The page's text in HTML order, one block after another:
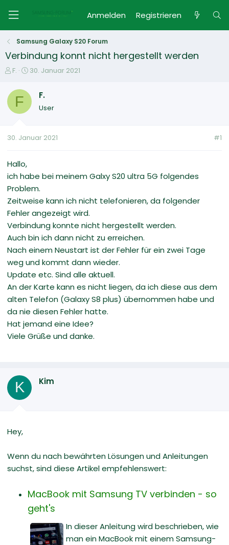
Anmelden Registrieren
Samsung Galaxy S20 Forum
Verbindung konnt nicht hergestellt werden
E
s
e
e
F.
E
t
e
t
30. Januar 2021
F F.
User
30. Januar 2021 #1
Hallo,
ich habe bei meinem Galxy S20 ultra 5G folgendes
Problem.
Zeitweise kann ich nicht telefonieren, da folgender
Fehler angezeigt wird.
Verbindung konnte nicht hergestellt werden.
Auch bin ich dann nicht zu erreichen.
Nach einem Neustart ist der Fehler für ein zwei Tage
weg und kommt dann wieder.
Update etc. Sind alle aktuell.
An der Karte kann es nicht liegen, da ich diese aus dem
alten Telefon (Galaxy S8 plus) übernommen habe und
da nie diesen Fehler hatte.
Hat jemand eine Idee?
Viele Grüße und danke.
K Kim
Hey,
Wenn du nach bewährten Lösungen und Anleitungen
suchst, sind diese Artikel empfehlenswert:
MacBook mit Samsung TV verbinden - so
geht's
In dieser Anleitung wird beschrieben, wie
man ein MacBook mit einem Samsung-